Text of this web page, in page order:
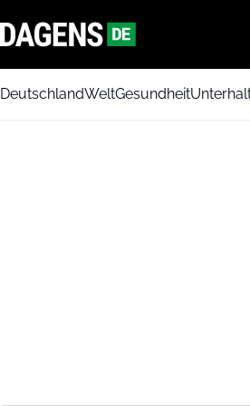
DeutschlandWeltGesundheit